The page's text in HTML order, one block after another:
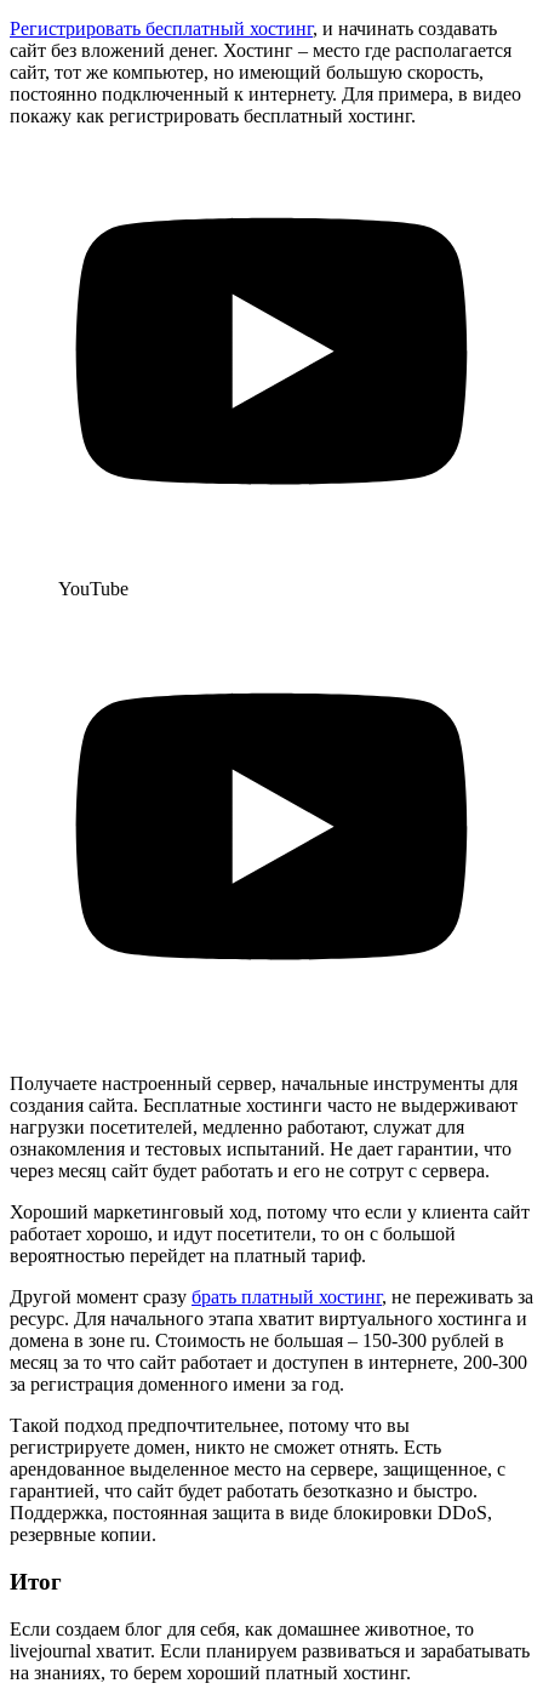
Регистрировать бесплатный хостинг, и начинать создавать
сайт без вложений денег. Хостинг – место где располагается
сайт, тот же компьютер, но имеющий большую скорость,
постоянно подключенный к интернету. Для примера, в видео
покажу как регистрировать бесплатный хостинг.
YouTube
Получаете настроенный сервер, начальные инструменты для
создания сайта. Бесплатные хостинги часто не выдерживают
нагрузки посетителей, медленно работают, служат для
ознакомления и тестовых испытаний. Не дает гарантии, что
через месяц сайт будет работать и его не сотрут с сервера.
Хороший маркетинговый ход, потому что если у клиента сайт
работает хорошо, и идут посетители, то он с большой
вероятностью перейдет на платный тариф.
Другой момент сразу брать платный хостинг, не переживать за
ресурс. Для начального этапа хватит виртуального хостинга и
домена в зоне ru. Стоимость не большая – 150-300 рублей в
месяц за то что сайт работает и доступен в интернете, 200-300
за регистрация доменного имени за год.
Такой подход предпочтительнее, потому что вы
регистрируете домен, никто не сможет отнять. Есть
арендованное выделенное место на сервере, защищенное, с
гарантией, что сайт будет работать безотказно и быстро.
Поддержка, постоянная защита в виде блокировки DDoS,
резервные копии.
Итог
Если создаем блог для себя, как домашнее животное, то
livejournal хватит. Если планируем развиваться и зарабатывать
на знаниях, то берем хороший платный хостинг.